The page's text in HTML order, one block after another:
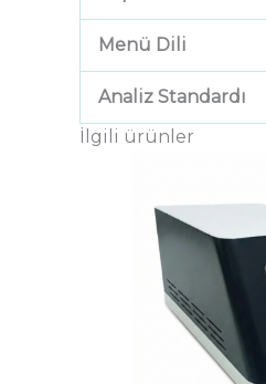
Menü Dili
Analiz Standardı
İlgili ürünler